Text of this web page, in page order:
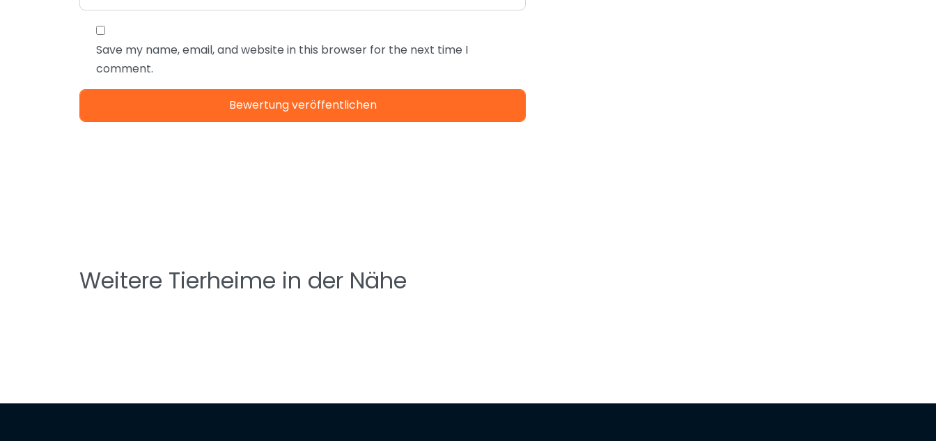
Save my name, email, and website in this browser for the next time I
comment.
Weitere Tierheime in der Nähe